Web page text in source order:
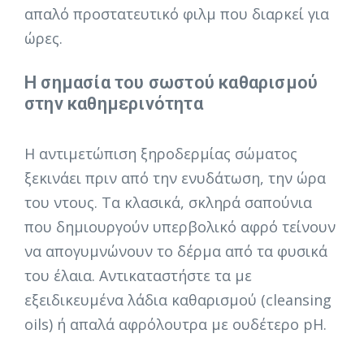
απαλό προστατευτικό φιλμ που διαρκεί για
ώρες.
Η σημασία του σωστού καθαρισμού
στην καθημερινότητα
Η αντιμετώπιση ξηροδερμίας σώματος
ξεκινάει πριν από την ενυδάτωση, την ώρα
του ντους. Τα κλασικά, σκληρά σαπούνια
που δημιουργούν υπερβολικό αφρό τείνουν
να απογυμνώνουν το δέρμα από τα φυσικά
του έλαια. Αντικαταστήστε τα με
εξειδικευμένα λάδια καθαρισμού (cleansing
oils) ή απαλά αφρόλουτρα με ουδέτερο pH.